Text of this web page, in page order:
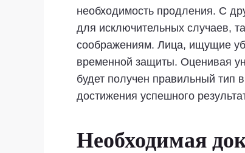
необходимость продления. С
для исключительных случаев,
соображениям. Лица, ищущие
временной защиты. Оценивая
будет получен правильный тип
достижения успешного
Необходимая